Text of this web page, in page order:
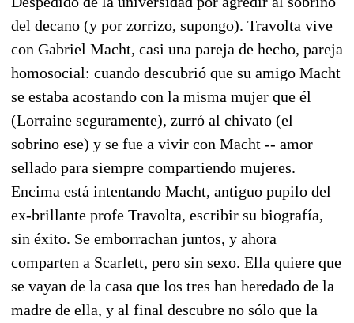
del decano (y por zorrizo, supongo). Travolta vive
con Gabriel Macht, casi una pareja de hecho, pareja
homosocial: cuando descubrió que su amigo Macht
se estaba acostando con la misma mujer que él
(Lorraine seguramente), zurró al chivato (el
sobrino ese) y se fue a vivir con Macht -- amor
sellado para siempre compartiendo mujeres.
Encima está intentando Macht, antiguo pupilo del
ex-brillante profe Travolta, escribir su biografía,
sin éxito. Se emborrachan juntos, y ahora
comparten a Scarlett, pero sin sexo. Ella quiere que
se vayan de la casa que los tres han heredado de la
madre de ella, y al final descubre no sólo que la